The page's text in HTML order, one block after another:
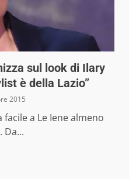
sul look di Ilary
è della Lazio”
2015
a Le Iene almeno